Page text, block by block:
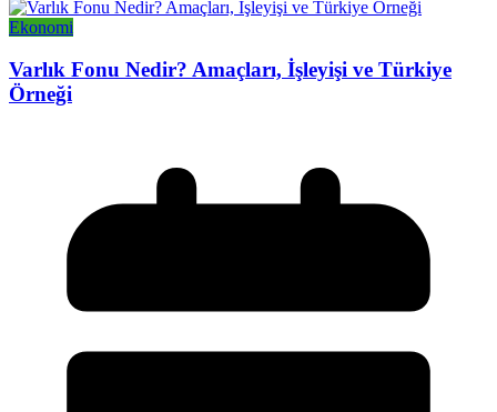
Ekonomi
Varlık Fonu Nedir? Amaçları, İşleyişi ve Türkiye
Örneği